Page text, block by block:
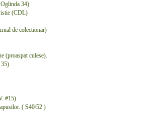
34)
(CDL)
de colectionar)
(proaspat culese).
#15)
( S40/52 )